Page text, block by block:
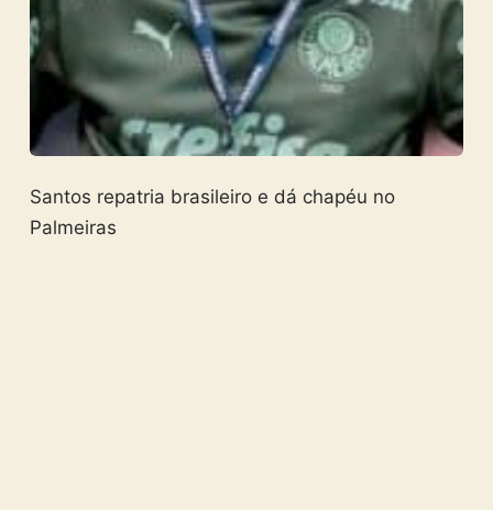
Santos repatria brasileiro e dá chapéu no
Palmeiras